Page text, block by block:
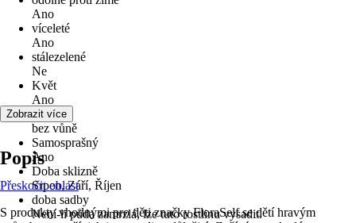
Ano
víceleté
Ano
stálezelené
Ne
Květ
Ano
Vůně
bez vůně
Samosprašný
Ano
Doba sklizně
Srpen, Září, Říjen
doba sadby
Není-li půda zamrzlá, lze tuto rostlinu vysadit.
Zobrazit více
Popis
Přeskočit oblast
S produkty vhodnými pro děti značky FloraSelf se dětí hravým